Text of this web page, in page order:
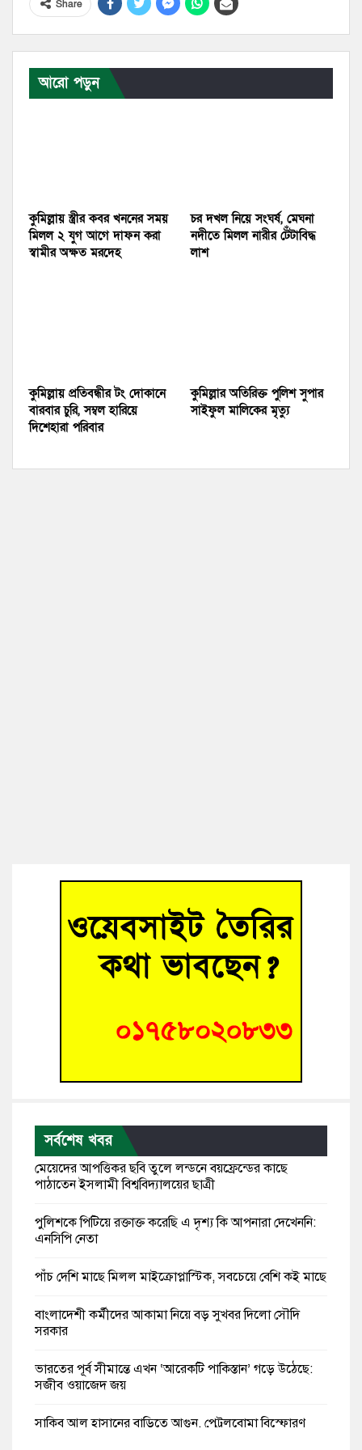
Share
আরো পড়ুন
কুমিল্লায় স্ত্রীর কবর খননের সময়
মিলল ২ যুগ আগে দাফন করা
স্বামীর অক্ষত মরদেহ
চর দখল নিয়ে সংঘর্ষ, মেঘনা
নদীতে মিলল নারীর টেঁটাবিদ্ধ
লাশ
কুমিল্লায় প্রতিবন্ধীর টং দোকানে
বারবার চুরি, সম্বল হারিয়ে
দিশেহারা পরিবার
কুমিল্লার অতিরিক্ত পুলিশ সুপার
সাইফুল মালিকের মৃত্যু
সর্বশেষ খবর
মেয়েদের আপত্তিকর ছবি তুলে লন্ডনে বয়ফ্রেন্ডের কাছে
পাঠাতেন ইসলামী বিশ্ববিদ্যালয়ের ছাত্রী
পুলিশকে পিটিয়ে রক্তাক্ত করেছি এ দৃশ্য কি আপনারা দেখেননি:
এনসিপি নেতা
পাঁচ দেশি মাছে মিলল মাইক্রোপ্লাস্টিক, সবচেয়ে বেশি কই মাছে
বাংলাদেশী কর্মীদের আকামা নিয়ে বড় সুখবর দিলো সৌদি
সরকার
ভারতের পূর্ব সীমান্তে এখন ‘আরেকটি পাকিস্তান’ গড়ে উঠেছে:
সজীব ওয়াজেদ জয়
সাকিব আল হাসানের বাড়িতে আগুন, পেট্রলবোমা বিস্ফোরণ